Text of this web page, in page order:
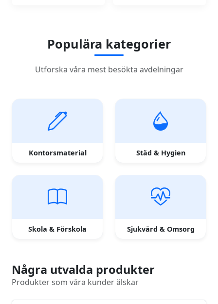
Populära kategorier
Utforska våra mest besökta avdelningar
Kontorsmaterial Städ & Hygien
Skola & Förskola Sjukvård & Omsorg
Några utvalda produkter
Produkter som våra kunder älskar